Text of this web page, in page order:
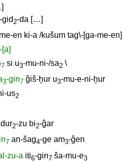
]
-gid 2-da […]
en ki-a /kušum tag\-[ga-me-en]
7 si u3-mu-ni-/sa2 \
3-gin7 ĝiš-ḫur u3-mu-e-ni-ḫur
us2
dur2-zu bi2-ĝar
7 an-šag4-ge am3-ĝen
zu-a iti6-gin7 ša-mu-e3